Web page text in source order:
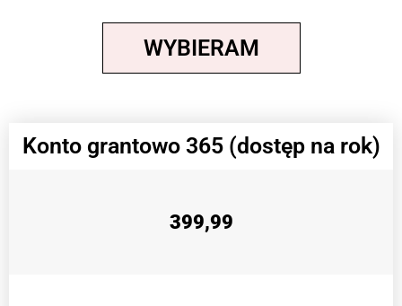
WYBIERAM
Konto grantowo 365 (dostęp na rok)
399,99